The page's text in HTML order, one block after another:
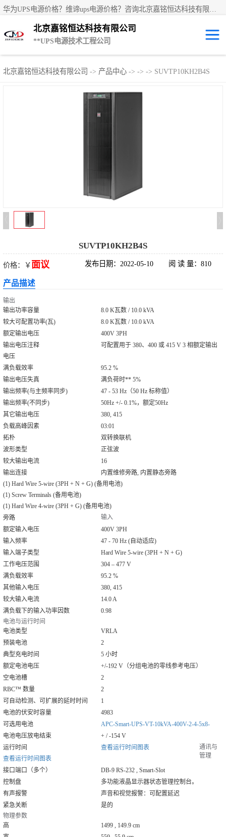
北京嘉铭恒达科技有限公司
**UPS电源技术工程公司
北京嘉铭恒达科技有限公司 -> 产品中心 -> -> -> SUVTP10KH2B4S
SUVTP10KH2B4S
价格：￥面议 发布日期：2022-05-10 阅 读 量：810
产品描述
输出
输出功率容量
8.0 K瓦数 / 10.0 kVA
较大可配置功率(瓦)
8.0 K瓦数 / 10.0 kVA
额定输出电压
400V 3PH
输出电压注释
可配置用于 380、400 或 415 V 3 相额定输出
电压
满负载效率
95.2 %
输出电压失真
满负荷时** 5%
输出频率(与主频率同步)
47 - 53 Hz（50 Hz 标称值）
输出频率(不同步)
50Hz +/- 0.1%，额定50Hz
其它输出电压
380, 415
负载高峰因素
03:01
拓朴
双转换联机
波形类型
正弦波
较大输出电流
16
输出连接
(1) Hard Wire 5-wire (3PH + N + G) (备用电池)
(1) Screw Terminals (备用电池)
(1) Hard Wire 4-wire (3PH + G) (备用电池)
旁路
内置维修旁路, 内置静态旁路
输入
额定输入电压
400V 3PH
输入频率
47 - 70 Hz (自动适应)
输入端子类型
Hard Wire 5-wire (3PH + N + G)
工作电压范围
304 – 477 V
满负载效率
95.2 %
其他输入电压
380, 415
较大输入电流
14.0 A
满负载下的输入功率因数
0.98
电池与运行时间
电池类型
VRLA
预装电池
2
典型充电时间
5 小时
额定电池电压
+/-192 V（分组电池的零线参考电压）
空电池槽
2
RBC™ 数量
2
可自动检测、可扩展的延时时间
1
电池的伏安时容量
4983
可选用电池
APC-Smart-UPS-VT-10kVA-400V-2-4-5x8-
电池电压放电结束
+ / -154 V
运行时间
查看运行时间图表
查看运行时间图表
通讯与
管理
接口端口（多个）
DB-9 RS-232 , Smart-Slot
控制盘
多功能液晶显示器状态管理控制台。
有声报警
声音和视觉报警：可配置延迟
紧急关断
是的
物理参数
高
1499 , 149.9 cm
华为UPS电源
系列 (30-120kVA
系列 (25-
华为UPS5000-E
800kVA)
系列
（1200kVA）
维谛UPS电源